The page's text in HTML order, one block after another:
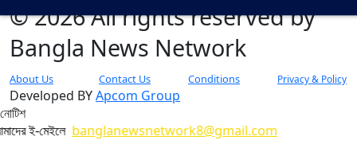
© 2026 All rights reserved by
Bangla News Network
About Us Contact Us Conditions Privacy & Policy
Developed BYApcom Group
নোটিশ
ই-মেইলে banglanewsnetwork8@gmail.com